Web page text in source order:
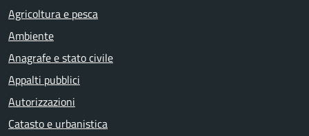
Agricoltura e pesca
Ambiente
Anagrafe e stato civile
Appalti pubblici
Autorizzazioni
Catasto e urbanistica